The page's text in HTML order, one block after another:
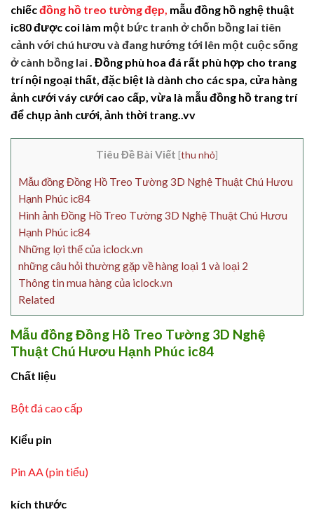
chiếcđồng hồ treo tường đẹp, mẫu đồng hồ nghệ thuật
ic80 được coi làm một bức tranh ở chốn bồng lai tiên
cảnh với chú hươu và đang hướng tới lên một cuộc sống
ở cành bồng lai. Đồng phù hoa đá rất phù hợp cho trang
trí nội ngoại thất, đặc biệt là dành cho các spa, cửa hàng
ảnh cưới váy cưới cao cấp, vừa là mẫu đồng hồ trang trí
để chụp ảnh cưới, ảnh thời trang..vv
Tiêu Đề Bài Viết [thu nhỏ]
Mẫu đồng Đồng Hồ Treo Tường 3D Nghệ Thuật Chú Hươu
Hạnh Phúc ic84
Hình ảnh Đồng Hồ Treo Tường 3D Nghệ Thuật Chú Hươu
Hạnh Phúc ic84
Những lợi thế của iclock.vn
những câu hỏi thường gặp về hàng loại 1 và loại 2
Thông tin mua hàng của iclock.vn
Related
Mẫu đồng Đồng Hồ Treo Tường 3D Nghệ
Thuật Chú Hươu Hạnh Phúc ic84
Chất liệu
Bột đá cao cấp
Kiểu pin
Pin AA (pin tiểu)
kích thước